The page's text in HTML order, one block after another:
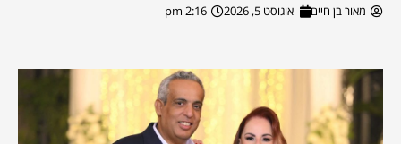
מאור בן חיים אוגוסט 5, 2026 2:16 pm